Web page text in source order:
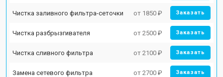
Чистка заливного фильтра-сеточки от 1850 ₽ Заказать
Чистка разбрызгивателя от 2500 ₽ Заказать
Чистка сливного фильтра от 2100 ₽ Заказать
Замена сетевого фильтра от 2700 ₽ Заказать